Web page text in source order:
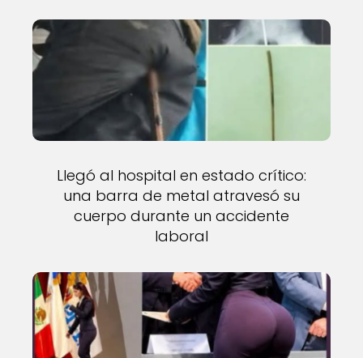
Llegó al hospital en estado crítico:
una barra de metal atravesó su
cuerpo durante un accidente
laboral